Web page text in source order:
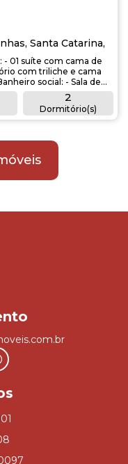
, Santa Catarina,
2
Dormitório(s)
1
com triliche e cama
social; - Sala de
completa; - Sacada com
-